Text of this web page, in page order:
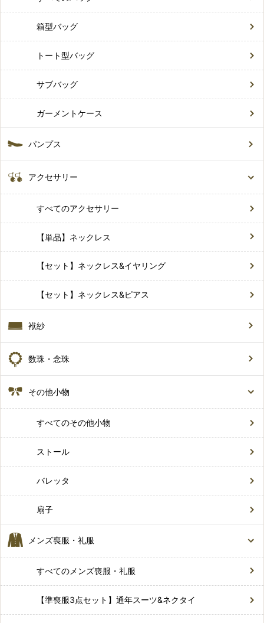
箱型バッグ
トート型バッグ
サブバッグ
ガーメントケース
パンプス
アクセサリー
すべてのアクセサリー
【単品】ネックレス
【セット】ネックレス&イヤリング
【セット】ネックレス&ピアス
袱紗
数珠・念珠
その他小物
すべてのその他小物
ストール
バレッタ
扇子
メンズ喪服・礼服
すべてのメンズ喪服・礼服
【準喪服3点セット】通年スーツ&ネクタイ